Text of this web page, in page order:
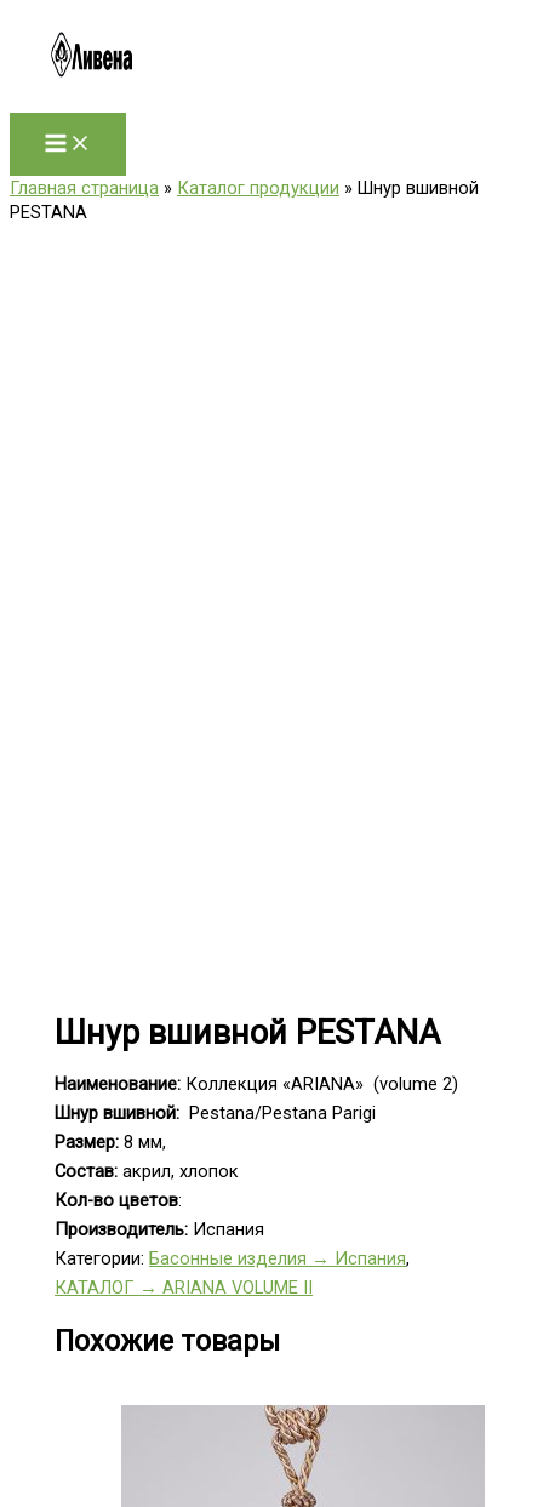
содержимому
Главная страница » Каталог продукции » Шнур вшивной
PESTANA
Шнур вшивной PESTANA
Наименование: Коллекция «ARIANA» (volume 2)
Шнур вшивной: Pestana/Pestana Parigi
Размер:8 мм,
Состав: акрил, хлопок
Кол-во цветов:
Производитель: Испания
Категории: Басонные изделия → Испания,
КАТАЛОГ → ARIANA VOLUME II
Похожие товары